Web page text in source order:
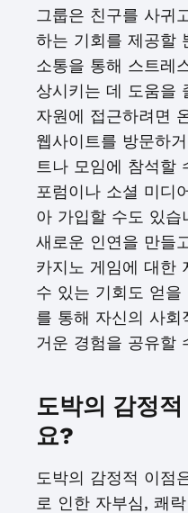
그룹은 친구를 사귀
하는 기회를 제공할
소통을 통해 스트레
상시키는 데 도움을
자원에 접근하려면
웹사이트를 방문하
트나 모임에 참석할
포럼이나 소셜 미디
아 가입할 수도 있습
새로운 인연을 만들
카지노 게임에 대한
수 있는 기회도 얻을
를 통해 자신의 사
거운 경험을 공유할
도박의 감정
요?
도박의 감정적 이점
로 인한 자부심, 쾌